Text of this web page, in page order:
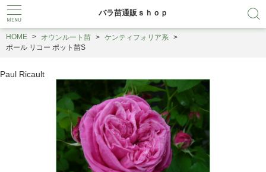
バラ苗通販ｓｈｏｐ
HOME オウンルート苗
ケンティフォリア系
ポール リコー ポット苗S
Paul Ricault